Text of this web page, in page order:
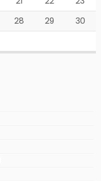
28 29
30